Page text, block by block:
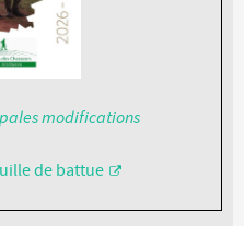
modifications
de battue